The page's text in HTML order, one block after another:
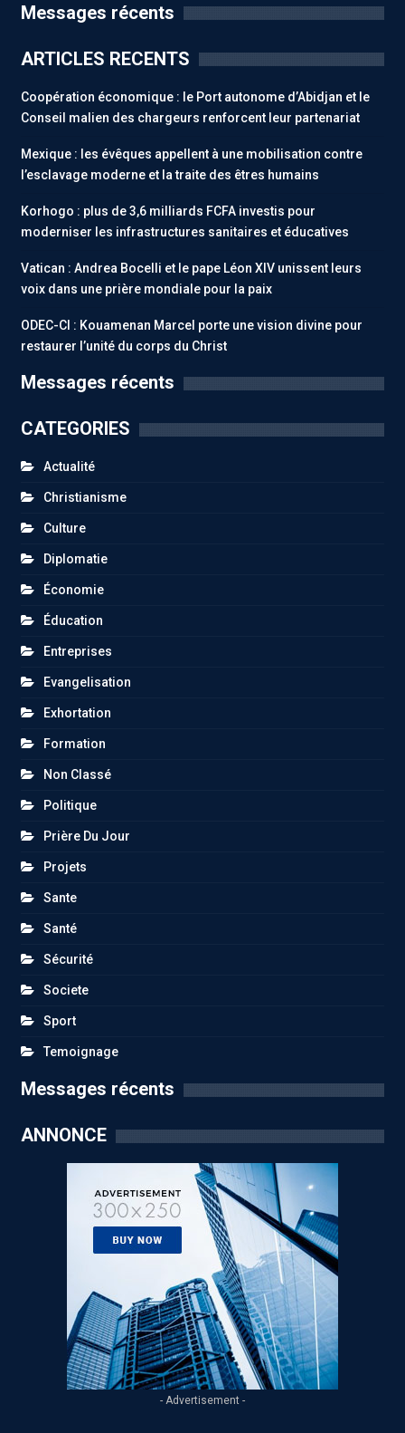
Messages récents
ARTICLES RECENTS
Coopération économique : le Port autonome d’Abidjan et le
Conseil malien des chargeurs renforcent leur partenariat
Mexique : les évêques appellent à une mobilisation contre
l’esclavage moderne et la traite des êtres humains
Korhogo : plus de 3,6 milliards FCFA investis pour
moderniser les infrastructures sanitaires et éducatives
Vatican : Andrea Bocelli et le pape Léon XIV unissent leurs
voix dans une prière mondiale pour la paix
ODEC-CI : Kouamenan Marcel porte une vision divine pour
restaurer l’unité du corps du Christ
Messages récents
CATEGORIES
Actualité
Christianisme
Culture
Diplomatie
Économie
Éducation
Entreprises
Evangelisation
Exhortation
Formation
Non Classé
Politique
Prière Du Jour
Projets
Sante
Santé
Sécurité
Societe
Sport
Temoignage
Messages récents
ANNONCE
- Advertisement -